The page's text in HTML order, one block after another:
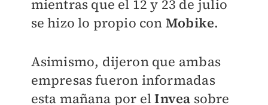
mientras que el 12 y 23 de julio
se hizo lo propio con Mobike.
Asimismo, dijeron que ambas
empresas fueron informadas
esta mañana por elInvea sobre